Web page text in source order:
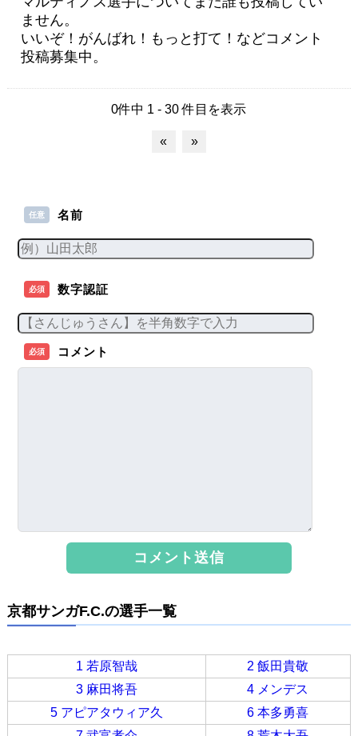
ません。
いいぞ！がんばれ！もっと打て！などコメント
投稿募集中。
0件中 1 - 30 件目を表示
« »
任意 名前
必須 数字認証
必須 コメント
京都サンガF.C.の選手一覧
1 若原智哉
2 飯田貴敬
3 麻田将吾
4 メンデス
5 アピアタウィア久
6 本多勇喜